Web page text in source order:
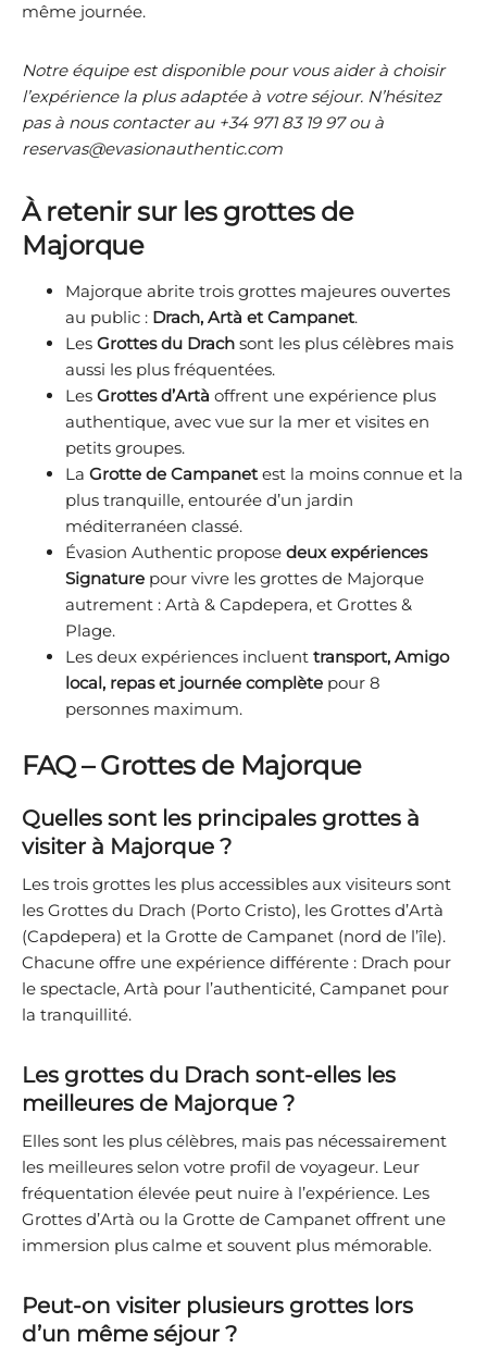
même journée.
Notre équipe est disponible pour vous aider à choisir
l’expérience la plus adaptée à votre séjour. N’hésitez
pas à nous contacter au +34 971 83 19 97 ou à
reservas@evasionauthentic.com
À retenir sur les grottes de
Majorque
Majorque abrite trois grottes majeures ouvertes
au public : Drach, Artà et Campanet.
Les Grottes du Drach sont les plus célèbres mais
aussi les plus fréquentées.
Les Grottes d’Artà offrent une expérience plus
authentique, avec vue sur la mer et visites en
petits groupes.
La Grotte de Campanet est la moins connue et la
plus tranquille, entourée d’un jardin
méditerranéen classé.
Évasion Authentic propose deux expériences
Signature pour vivre les grottes de Majorque
autrement : Artà & Capdepera, et Grottes &
Plage.
Les deux expériences incluent transport, Amigo
local, repas et journée complète pour 8
personnes maximum.
FAQ – Grottes de Majorque
Quelles sont les principales grottes à
visiter à Majorque ?
Les trois grottes les plus accessibles aux visiteurs sont
les Grottes du Drach (Porto Cristo), les Grottes d’Artà
(Capdepera) et la Grotte de Campanet (nord de l’île).
Chacune offre une expérience différente : Drach pour
le spectacle, Artà pour l’authenticité, Campanet pour
la tranquillité.
Les grottes du Drach sont-elles les
meilleures de Majorque ?
Elles sont les plus célèbres, mais pas nécessairement
les meilleures selon votre profil de voyageur. Leur
fréquentation élevée peut nuire à l’expérience. Les
Grottes d’Artà ou la Grotte de Campanet offrent une
immersion plus calme et souvent plus mémorable.
Peut-on visiter plusieurs grottes lors
d’un même séjour ?